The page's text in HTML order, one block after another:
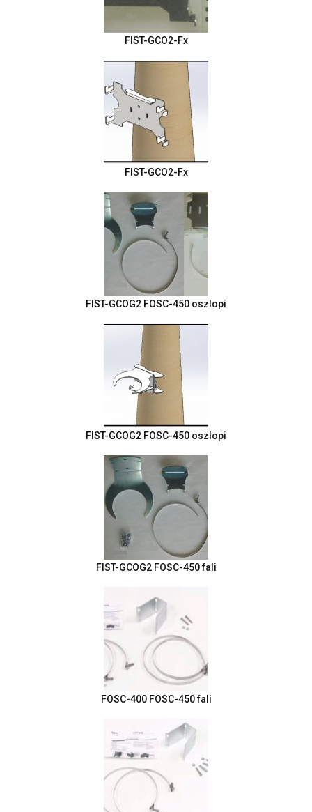
FIST-GCO2-Fx
FIST-GCO2-Fx
FIST-GCOG2 FOSC-450 oszlopi
FIST-GCOG2 FOSC-450 oszlopi
FIST-GCOG2 FOSC-450 fali
FOSC-400 FOSC-450 fali